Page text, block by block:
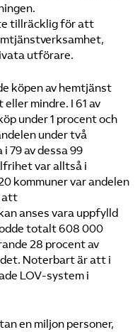
tillräcklig för att
utförare.
köpen av hemtjänst
mindre. I 61 av
under 1 procent och
under två
79 av dessa 99
var alltså i
kommuner var andelen
att
anses vara uppfylld
totalt 608 000
28 procent av
Noterbart är att i
LOV-system i
en miljon personer,